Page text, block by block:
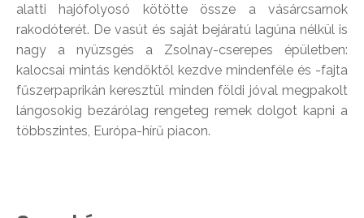
alatti hajófolyosó kötötte össze a vásárcsarnok
rakodóterét. De vasút és saját bejáratú lagúna nélkül is
nagy a nyüzsgés a Zsolnay-cserepes épületben:
kalocsai mintás kendőktől kezdve mindenféle és -fajta
fűszerpaprikán keresztül minden földi jóval megpakolt
lángosokig bezárólag rengeteg remek dolgot kapni a
többszintes, Európa-hírű piacon.